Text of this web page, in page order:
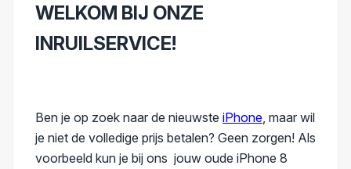
WELKOM BIJ ONZE
INRUILSERVICE!
Ben je op zoek naar de nieuwste iPhone , maar wil
je niet de volledige prijs betalen? Geen zorgen! Als
voorbeeld kun je bij ons jouw oude iPhone 8